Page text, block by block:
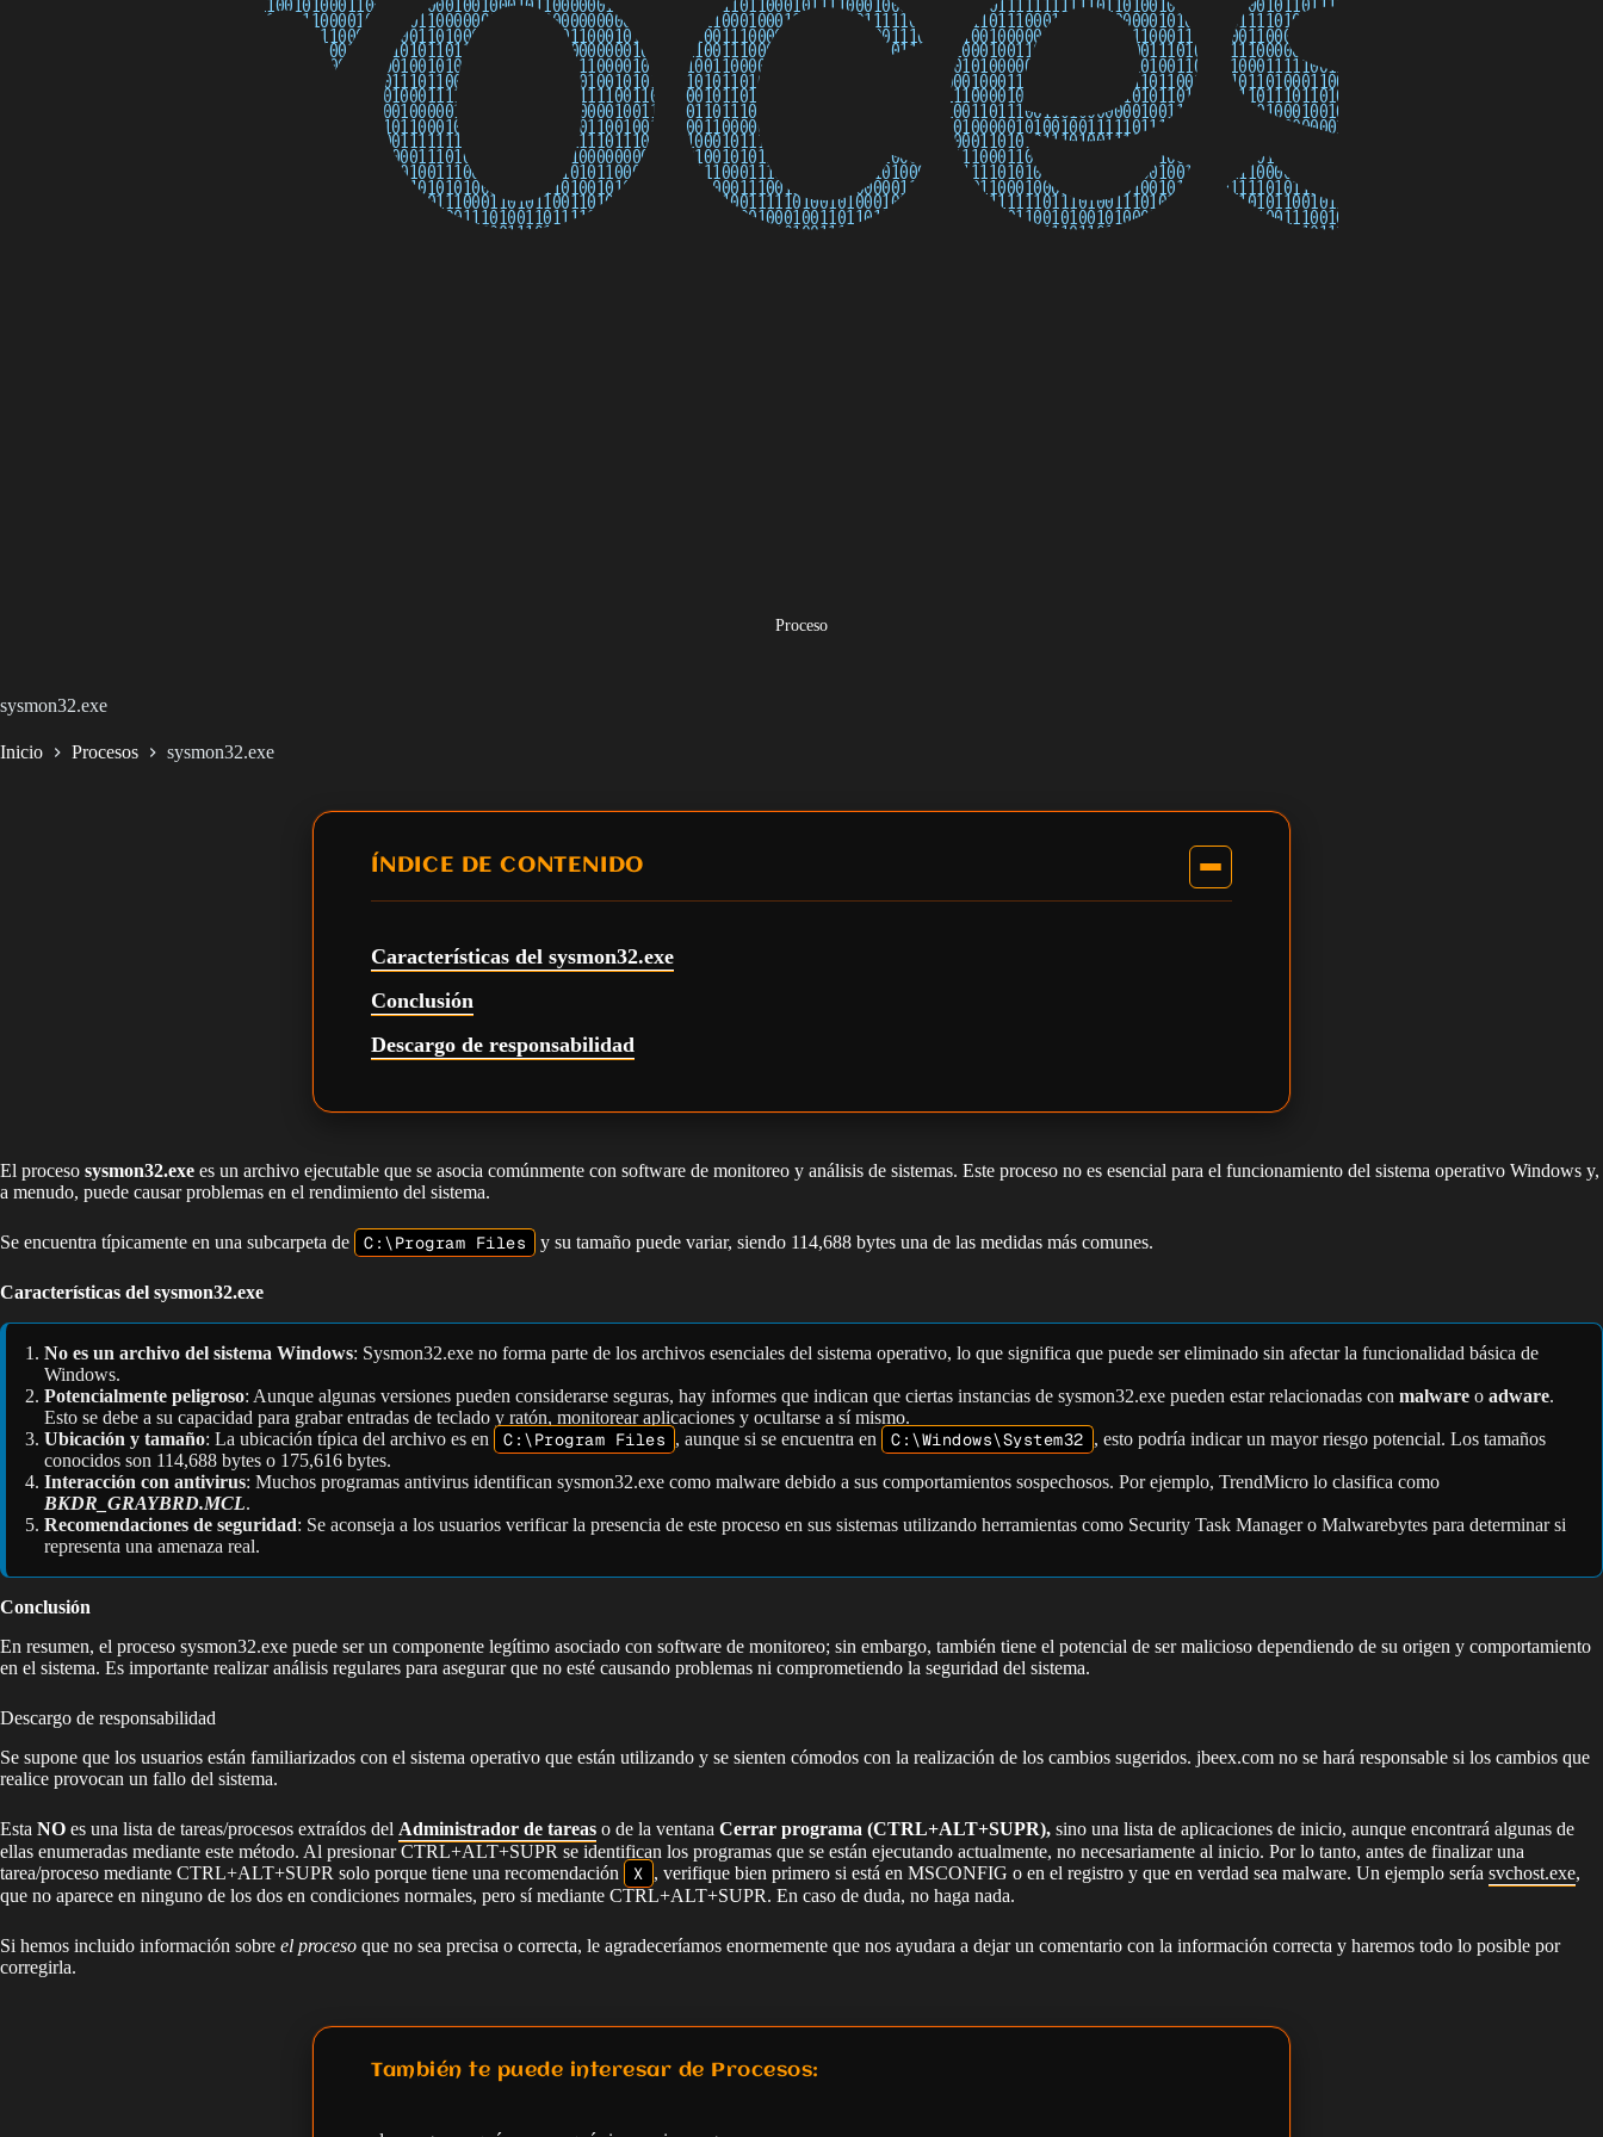
Proceso
sysmon32.exe
Inicio Procesos sysmon32.exe
ÍNDICE DE CONTENIDO
Características del sysmon32.exe
Conclusión
Descargo de responsabilidad
El proceso sysmon32.exe es un archivo ejecutable que se asocia comúnmente con software de monitoreo y análisis de sistemas. Este proceso no es esencial para el funcionamiento del sistema operativo Windows y,
a menudo, puede causar problemas en el rendimiento del sistema.
Se encuentra típicamente en una subcarpeta de C:\Program Files y su tamaño puede variar, siendo 114,688 bytes una de las medidas más comunes.
Características del sysmon32.exe
No es un archivo del sistema Windows: Sysmon32.exe no forma parte de los archivos esenciales del sistema operativo, lo que significa que puede ser eliminado sin afectar la funcionalidad básica de
Windows.
Potencialmente peligroso: Aunque algunas versiones pueden considerarse seguras, hay informes que indican que ciertas instancias de sysmon32.exe pueden estar relacionadas con malware o adware.
Esto se debe a su capacidad para grabar entradas de teclado y ratón, monitorear aplicaciones y ocultarse a sí mismo.
Ubicación y tamaño: La ubicación típica del archivo es en C:\Program Files , aunque si se encuentra en C:\Windows\System32 , esto podría indicar un mayor riesgo potencial. Los tamaños
conocidos son 114,688 bytes o 175,616 bytes.
Interacción con antivirus: Muchos programas antivirus identifican sysmon32.exe como malware debido a sus comportamientos sospechosos. Por ejemplo, TrendMicro lo clasifica como
BKDR_GRAYBRD.MCL.
Recomendaciones de seguridad: Se aconseja a los usuarios verificar la presencia de este proceso en sus sistemas utilizando herramientas como Security Task Manager o Malwarebytes para determinar si
representa una amenaza real.
Conclusión
En resumen, el proceso sysmon32.exe puede ser un componente legítimo asociado con software de monitoreo; sin embargo, también tiene el potencial de ser malicioso dependiendo de su origen y comportamiento
en el sistema. Es importante realizar análisis regulares para asegurar que no esté causando problemas ni comprometiendo la seguridad del sistema.
Descargo de responsabilidad
Se supone que los usuarios están familiarizados con el sistema operativo que están utilizando y se sienten cómodos con la realización de los cambios sugeridos. jbeex.com no se hará responsable si los cambios que
realice provocan un fallo del sistema.
Esta NO es una lista de tareas/procesos extraídos del Administrador de tareas o de la ventana Cerrar programa (CTRL+ALT+SUPR), sino una lista de aplicaciones de inicio, aunque encontrará algunas de
ellas enumeradas mediante este método. Al presionar CTRL+ALT+SUPR se identifican los programas que se están ejecutando actualmente, no necesariamente al inicio. Por lo tanto, antes de finalizar una
tarea/proceso mediante CTRL+ALT+SUPR solo porque tiene una recomendación
X , verifique bien primero si está en MSCONFIG o en el registro y que en verdad sea malware. Un ejemplo sería svchost.exe,
que no aparece en ninguno de los dos en condiciones normales, pero sí mediante CTRL+ALT+SUPR. En caso de duda, no haga nada.
Si hemos incluido información sobre el proceso que no sea precisa o correcta, le agradeceríamos enormemente que nos ayudara a dejar un comentario con la información correcta y haremos todo lo posible por
corregirla.
También te puede interesar de Procesos: